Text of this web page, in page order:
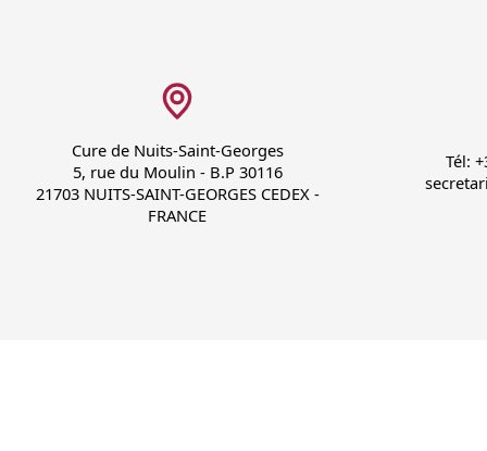
Cure de Nuits-Saint-Georges
5, rue du Moulin - B.P 30116
21703 NUITS-SAINT-GEORGES CEDEX -
FRANCE
Tél: